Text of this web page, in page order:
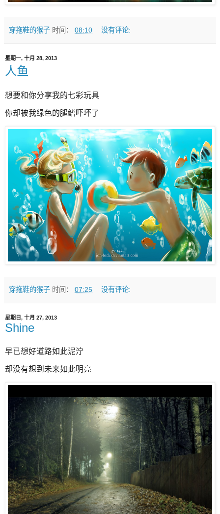
穿拖鞋的猴子 时间： 08:10 没有评论:
星期一, 十月 28, 2013
人鱼
想要和你分享我的七彩玩具
你却被我绿色的腿鳍吓坏了
穿拖鞋的猴子 时间： 07:25 没有评论:
星期日, 十月 27, 2013
Shine
早已想好道路如此泥泞
却没有想到未来如此明亮